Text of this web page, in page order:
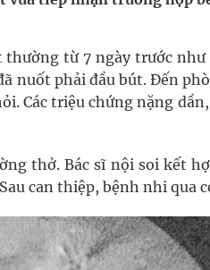
năm
từ 7 ngày trước
nuốt phải đầu bút. Đến
Các triệu chứng nặng dần,
thở. Bác sĩ nội soi kết
can thiệp, bệnh nhi qua